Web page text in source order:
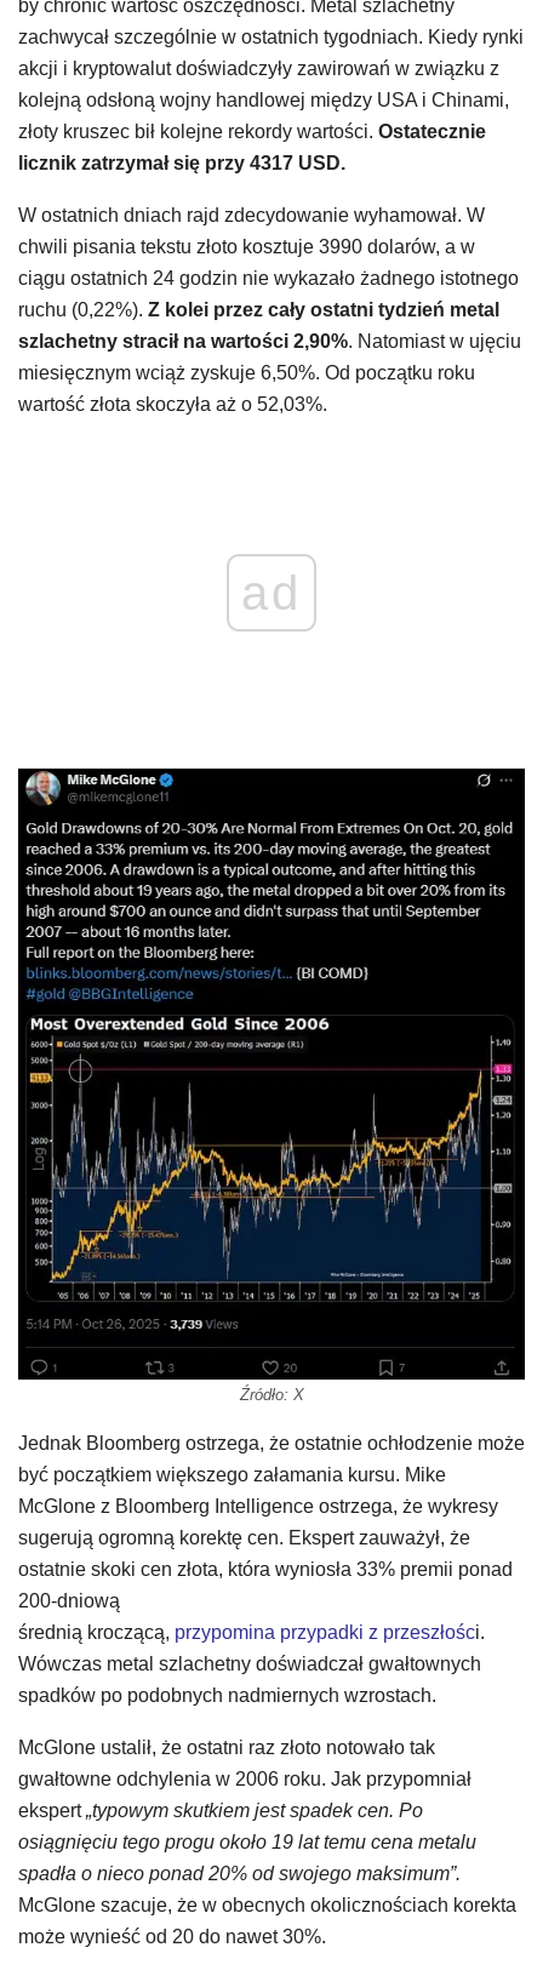
by chronić wartość oszczędności. Metal szlachetny
zachwycał szczególnie w ostatnich tygodniach. Kiedy rynki
akcji i kryptowalut doświadczyły zawirowań w związku z
kolejną odsłoną wojny handlowej między USA i Chinami,
złoty kruszec bił kolejne rekordy wartości. Ostatecznie
licznik zatrzymał się przy 4317 USD.
W ostatnich dniach rajd zdecydowanie wyhamował. W
chwili pisania tekstu złoto kosztuje 3990 dolarów, a w
ciągu ostatnich 24 godzin nie wykazało żadnego istotnego
ruchu (0,22%). Z kolei przez cały ostatni tydzień metal
szlachetny stracił na wartości 2,90%. Natomiast w ujęciu
miesięcznym wciąż zyskuje 6,50%. Od początku roku
wartość złota skoczyła aż o 52,03%.
ad
Źródło: X
Jednak Bloomberg ostrzega, że ostatnie ochłodzenie może
być początkiem większego załamania kursu. Mike
McGlone z Bloomberg Intelligence ostrzega, że wykresy
sugerują ogromną korektę cen. Ekspert zauważył, że
ostatnie skoki cen złota, która wyniosła 33% premii ponad
200-dniową
średnią kroczącą, przypomina przypadki z przeszłości.
Wówczas metal szlachetny doświadczał gwałtownych
spadków po podobnych nadmiernych wzrostach.
McGlone ustalił, że ostatni raz złoto notowało tak
gwałtowne odchylenia w 2006 roku. Jak przypomniał
ekspert„typowym skutkiem jest spadek cen. Po
osiągnięciu tego progu około 19 lat temu cena metalu
spadła o nieco ponad 20% od swojego maksimum”.
McGlone szacuje, że w obecnych okolicznościach korekta
może wynieść od 20 do nawet 30%.